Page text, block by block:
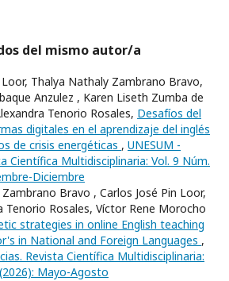
del mismo autor/a
Loor, Thalya Nathaly Zambrano Bravo,
Anzulez , Karen Liseth Zumba de
Tenorio Rosales, Desafíos del
digitales en el aprendizaje del inglés
de crisis energéticas , UNESUM -
Científica Multidisciplinaria: Vol. 9 Núm.
Diciembre
Bravo , Carlos José Pin Loor,
Tenorio Rosales, Víctor Rene Morocho
strategies in online English teaching
in National and Foreign Languages ,
Revista Científica Multidisciplinaria:
Mayo-Agosto